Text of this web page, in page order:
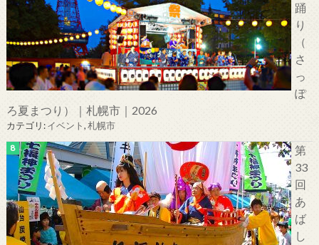
踊
り
（
さ
っ
ぽ
ろ夏まつり）｜札幌市｜2026
カテゴリ:イベント,札幌市
第
33
回
あ
ば
し